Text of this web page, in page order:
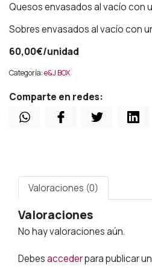
Quesos envasados al vacío con
Sobres envasados al vacío con
60,00€/unidad
Categoría:e&J BOX
Comparte en redes:
Valoraciones (0)
Valoraciones
No hay valoraciones aún.
Debesaccederpara publicar